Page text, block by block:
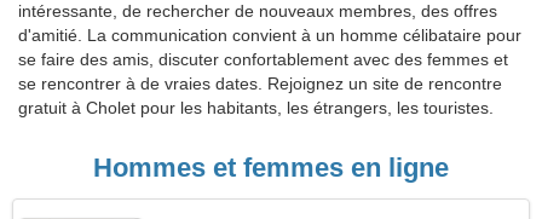
intéressante, de rechercher de nouveaux membres, des offres
d'amitié. La communication convient à un homme célibataire pour
se faire des amis, discuter confortablement avec des femmes et
se rencontrer à de vraies dates. Rejoignez un site de rencontre
gratuit à Cholet pour les habitants, les étrangers, les touristes.
Hommes et femmes en ligne